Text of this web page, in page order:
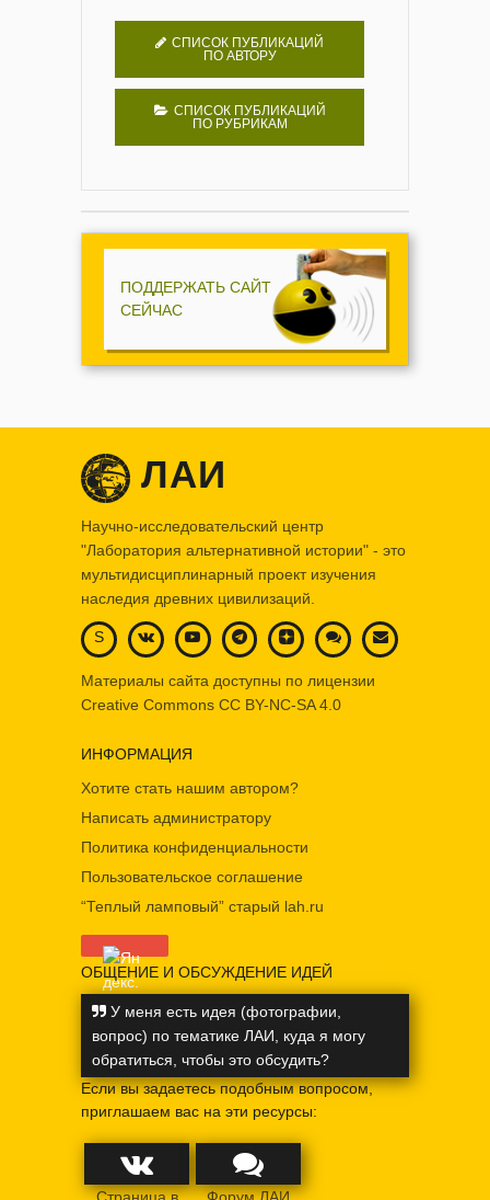
СПИСОК ПУБЛИКАЦИЙ
ПО АВТОРУ
СПИСОК ПУБЛИКАЦИЙ
ПО РУБРИКАМ
ПОДДЕРЖАТЬ САЙТ
СЕЙЧАС
ЛАИ
Научно-исследовательский центр
"Лаборатория альтернативной истории" - это
мультидисциплинарный проект изучения
наследия древних цивилизаций.
S
Материалы сайта доступны по лицензии
Creative Commons CC BY-NC-SA 4.0
ИНФОРМАЦИЯ
Хотите стать нашим автором?
Написать администратору
Политика конфиденциальности
Пользовательское соглашение
“Теплый ламповый” старый lah.ru
ОБЩЕНИЕ И ОБСУЖДЕНИЕ ИДЕЙ
У меня есть идея (фотографии,
вопрос) по тематике ЛАИ, куда я могу
обратиться, чтобы это обсудить?
Если вы задаетесь подобным вопросом,
приглашаем вас на эти ресурсы: